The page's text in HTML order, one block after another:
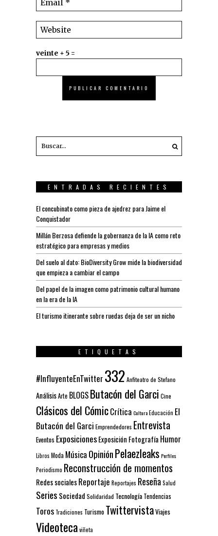
veinte + 5 =
ENTRADAS RECIENTES
El concubinato como pieza de ajedrez para Jaime el
Conquistador
Millán Berzosa defiende la gobernanza de la IA como reto
estratégico para empresas y medios
Del suelo al dato: BioDiversity Grow mide la biodiversidad
que empieza a cambiar el campo
Del papel de la imagen como patrimonio cultural humano
en la era de la IA
El turismo itinerante sobre ruedas deja de ser un nicho
ETIQUETAS
#InfluyenteEnTwitter 332 Anfiteatro de Stefano
AnálisisArte BLOGSButacón del Garci Cine
Clásicos del CómicCrítica CulturaEducación El
Butacón del Garci Emprendedores Entrevista
Eventos ExposicionesExposición Fotografía Humor
Libros Moda Música OpiniónPelaezleaks Perfiles
Periodismo Reconstrucción de momentos
Redes socialesReportaje Reportajes Reseña Salud
Series Sociedad Solidaridad Tecnología Tendencias
Toros Tradiciones Turismo TwittervistaViajes
Videoteca viñeta